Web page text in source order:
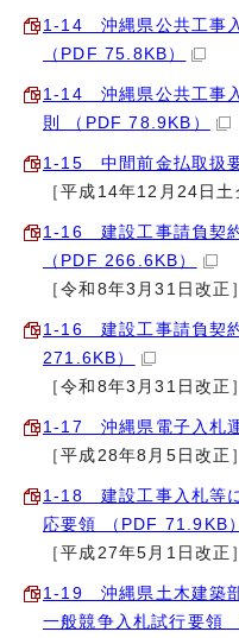
1‐14 沖縄県公共工事
（PDF 75.8KB）
1‐14 沖縄県公共工事
則 （PDF 78.9KB）
1‐15 中間前金払取扱
［平成14年12月24日土
1‐16 建設工事請負契
（PDF 266.6KB）
［令和8年3月31日改正
1‐16 建設工事請負契
271.6KB）
［令和8年3月31日改正
1‐17 沖縄県電子入札
［平成28年8月5日改正
1‐18 建設工事入札等
応要領 （PDF 71.9KB）
［平成27年5月1日改正
1‐19 沖縄県土木建築
一般競争入札試行要領